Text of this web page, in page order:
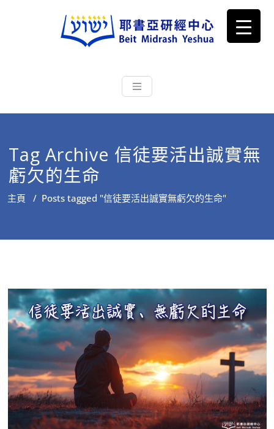
耶書亞研經中心
根源明白聖經，成為更好的門徒
Tag Archive 信徒要活出誠實無
虧欠的生命
主頁 / Posts tagged "信徒要活出誠實無虧欠的生命"